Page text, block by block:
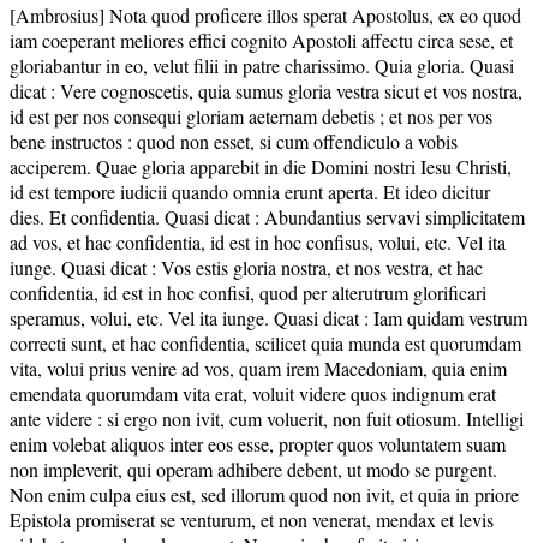
[Ambrosius] Nota quod proficere illos sperat Apostolus, ex eo quod
iam coeperant meliores effici cognito Apostoli affectu circa sese, et
gloriabantur in eo, velut filii in patre charissimo. Quia gloria. Quasi
dicat : Vere cognoscetis, quia sumus gloria vestra sicut et vos nostra,
id est per nos consequi gloriam aeternam debetis ; et nos per vos
bene instructos : quod non esset, si cum offendiculo a vobis
acciperem. Quae gloria apparebit in die Domini nostri Iesu Christi,
id est tempore iudicii quando omnia erunt aperta. Et ideo dicitur
dies. Et confidentia. Quasi dicat : Abundantius servavi simplicitatem
ad vos, et hac confidentia, id est in hoc confisus, volui, etc. Vel ita
iunge. Quasi dicat : Vos estis gloria nostra, et nos vestra, et hac
confidentia, id est in hoc confisi, quod per alterutrum glorificari
speramus, volui, etc. Vel ita iunge. Quasi dicat : Iam quidam vestrum
correcti sunt, et hac confidentia, scilicet quia munda est quorumdam
vita, volui prius venire ad vos, quam irem Macedoniam, quia enim
emendata quorumdam vita erat, voluit videre quos indignum erat
ante videre : si ergo non ivit, cum voluerit, non fuit otiosum. Intelligi
enim volebat aliquos inter eos esse, propter quos voluntatem suam
non impleverit, qui operam adhibere debent, ut modo se purgent.
Non enim culpa eius est, sed illorum quod non ivit, et quia in priore
Epistola promiserat se venturum, et non venerat, mendax et levis